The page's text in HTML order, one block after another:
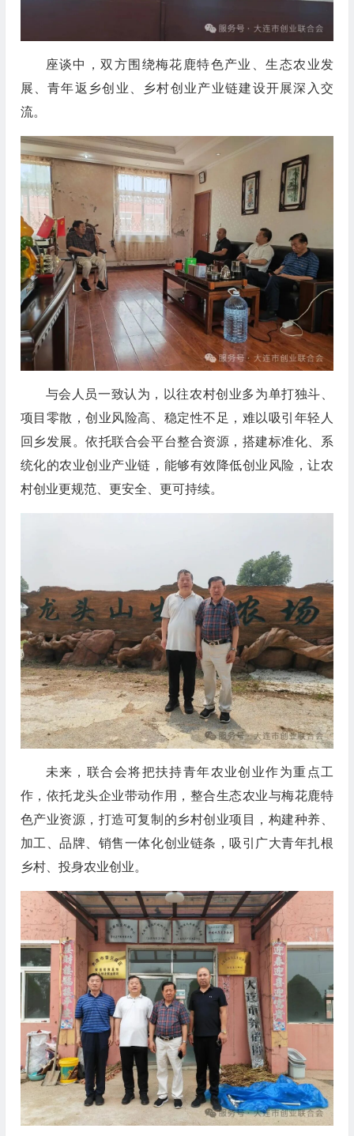
座谈中，双方围绕梅花鹿特色产业、生态农业发
展、青年返乡创业、乡村创业产业链建设开展深入交
流。
与会人员一致认为，以往农村创业多为单打独斗、
项目零散，创业风险高、稳定性不足，难以吸引年轻人
回乡发展。依托联合会平台整合资源，搭建标准化、系
统化的农业创业产业链，能够有效降低创业风险，让农
村创业更规范、更安全、更可持续。
未来，联合会将把扶持青年农业创业作为重点工
作，依托龙头企业带动作用，整合生态农业与梅花鹿特
色产业资源，打造可复制的乡村创业项目，构建种养、
加工、品牌、销售一体化创业链条，吸引广大青年扎根
乡村、投身农业创业。